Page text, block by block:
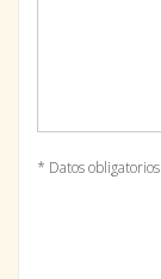
* Datos obligatorios